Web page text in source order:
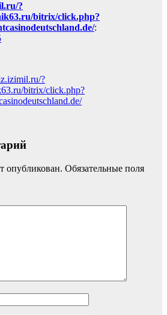
?
bitrix/click.php?
:
?
bitrix/click.php?
опубликован. Обязательные поля